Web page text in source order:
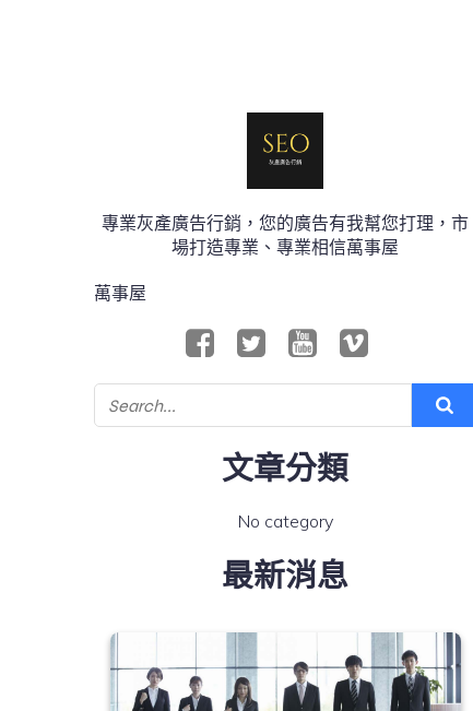
專業灰產廣告行銷，您的廣告有我幫您打理，市
場打造專業、專業相信萬事屋
萬事屋
文章分類
No category
最新消息